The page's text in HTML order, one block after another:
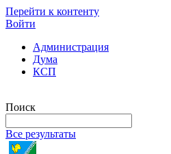
Перейти к контенту
Войти
Администрация
Дума
КСП
Поиск
Все результаты